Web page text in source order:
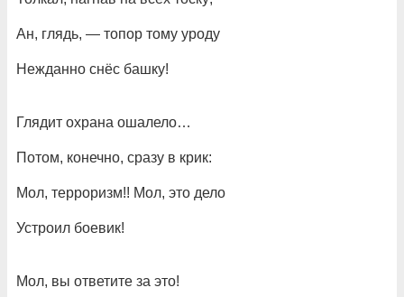
Ан, глядь, — топор тому уроду
Нежданно снёс башку!
Глядит охрана ошалело…
Потом, конечно, сразу в крик:
Мол, терроризм!! Мол, это дело
Устроил боевик!
Мол, вы ответите за это!